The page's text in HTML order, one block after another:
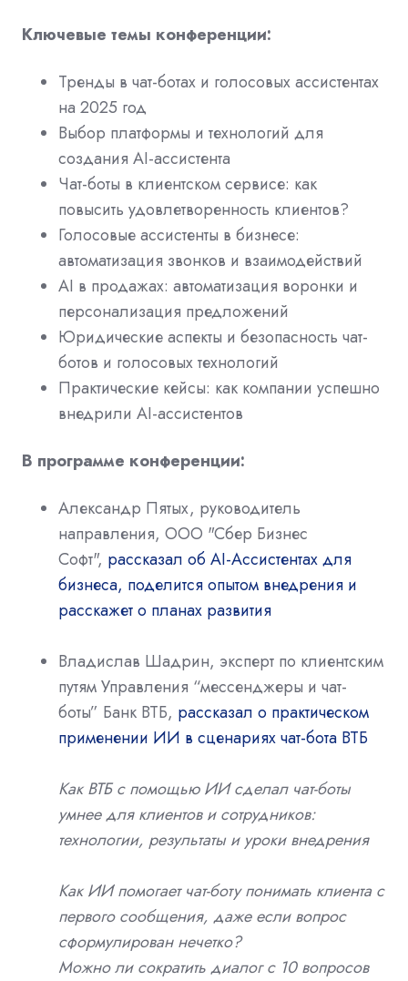
Ключевые темы конференции:
Тренды в чат-ботах и голосовых ассистентах
на 2025 год
Выбор платформы и технологий для
создания AI-ассистента
Чат-боты в клиентском сервисе: как
повысить удовлетворенность клиентов?
Голосовые ассистенты в бизнесе:
автоматизация звонков и взаимодействий
AI в продажах: автоматизация воронки и
персонализация предложений
Юридические аспекты и безопасность чат-
ботов и голосовых технологий
Практические кейсы: как компании успешно
внедрили AI-ассистентов
В программе конференции:
Александр Пятых, руководитель
направления, ООО "Сбер Бизнес
Софт", рассказал об AI-Ассистентах для
бизнеса, поделится опытом внедрения и
расскажет о планах развития
Владислав Шадрин, эксперт по клиентским
путям Управления “мессенджеры и чат-
боты” Банк ВТБ, рассказал о практическом
применении ИИ в сценариях чат-бота ВТБ
Как ВТБ с помощью ИИ сделал чат-боты
умнее для клиентов и сотрудников:
технологии, результаты и уроки внедрения
Как ИИ помогает чат-боту понимать клиента с
первого сообщения, даже если вопрос
сформулирован нечетко?
Можно ли сократить диалог с 10 вопросов